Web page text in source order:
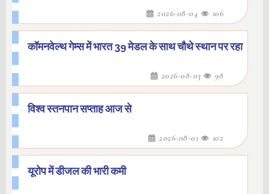
2026-08-04 106
कॉमनवेल्थ गेम्स में भारत 39 मेडल के साथ चौथे स्थान पर रहा
2026-08-03 98
विश्व स्तनपान सप्ताह आज से
2026-08-01 102
यूरोप में डीजल की भारी कमी